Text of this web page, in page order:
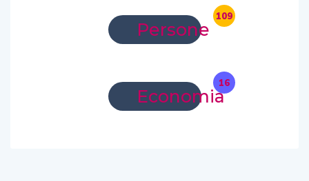
Persone
109
Economia
16